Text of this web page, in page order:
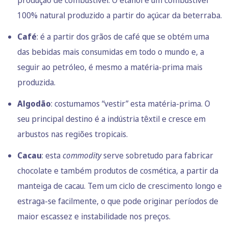
100% natural produzido a partir do açúcar da beterraba.
Café: é a partir dos grãos de café que se obtém uma
das bebidas mais consumidas em todo o mundo e, a
seguir ao petróleo, é mesmo a matéria-prima mais
produzida.
Algodão: costumamos “vestir” esta matéria-prima. O
seu principal destino é a indústria têxtil e cresce em
arbustos nas regiões tropicais.
Cacau: esta commodityserve sobretudo para fabricar
chocolate e também produtos de cosmética, a partir da
manteiga de cacau. Tem um ciclo de crescimento longo e
estraga-se facilmente, o que pode originar períodos de
maior escassez e instabilidade nos preços.